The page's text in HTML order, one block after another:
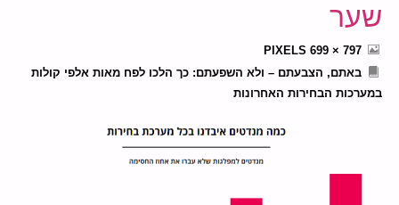
שער
FULL
SIZE
797 × 699
PIXELS
באתם, הצבעתם – ולא השפעתם: כך הלכו לפח מאות אלפי קולות
במערכות הבחירות האחרונות